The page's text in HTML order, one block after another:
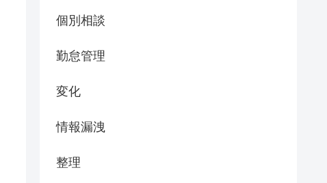
個別相談
勤怠管理
変化
情報漏洩
整理